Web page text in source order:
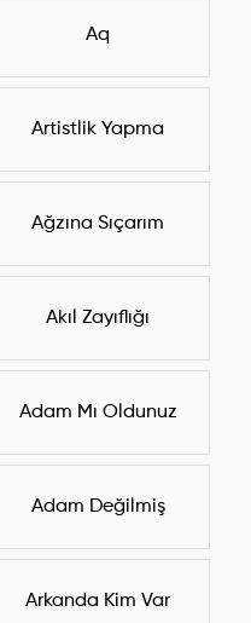
Aq
Artistlik Yapma
Ağzına Sıçarım
Akıl Zayıflığı
Adam Mı Oldunuz
Adam Değilmiş
Arkanda Kim Var